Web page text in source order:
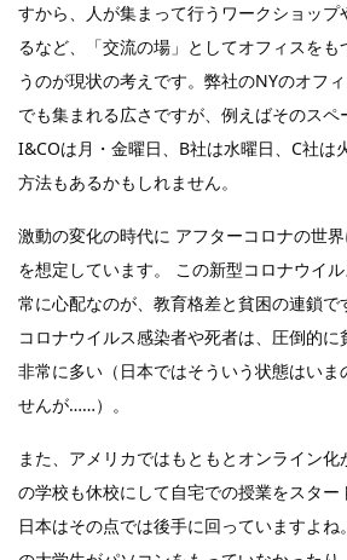
すから、人が集まって行うワークショップ
るなど、「交流の場」としてオフィスを
うのが現状の考えです。弊社のNYのオフ
でも集まれる広さですが、例えばそのスペ
I&COは月・金曜日、B社は水曜日、C社は
方法もあるかもしれません。
激動の変化の時代に アフターコロナの世
を想定しています。 この新型コロナウイ
常に心配なのが、教育格差と貧困の連鎖で
コロナウイルス感染者や死者は、圧倒的
非常に多い（日本ではそういう状態はいま
せんが……）。
また、アメリカではもともとオンライン化
の学校も休校にして自宅での授業をスター
日本はその点では後手に回っていますよ